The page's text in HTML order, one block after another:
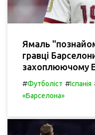
Ямаль
гравці
захоплюючому
#Футболіст #Іспанія
«Барселона»